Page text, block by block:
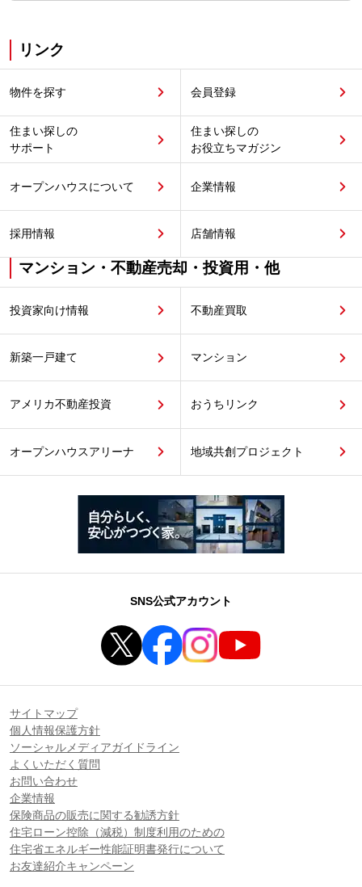
リンク
物件を探す 会員登録
住まい探しの
サポート
住まい探しの
お役立ちマガジン
オープンハウスについて 企業情報
採用情報 店舗情報
マンション・不動産売却・投資用・他
投資家向け情報 不動産買取
新築一戸建て マンション
アメリカ不動産投資 おうちリンク
オープンハウスアリーナ 地域共創プロジェクト
SNS公式アカウント
サイトマップ
個人情報保護方針
ソーシャルメディアガイドライン
よくいただく質問
お問い合わせ
企業情報
保険商品の販売に関する勧誘方針
住宅ローン控除（減税）制度利用のための
住宅省エネルギー性能証明書発行について
お友達紹介キャンペーン